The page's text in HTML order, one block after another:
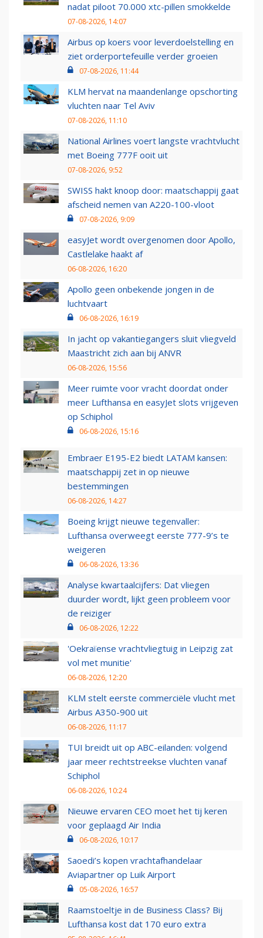
nadat piloot 70.000 xtc-pillen smokkelde
07-08-2026, 14:07
Airbus op koers voor leverdoelstelling en
ziet orderportefeuille verder groeien
07-08-2026, 11:44
KLM hervat na maandenlange opschorting
vluchten naar Tel Aviv
07-08-2026, 11:10
National Airlines voert langste vrachtvlucht
met Boeing 777F ooit uit
07-08-2026, 9:52
SWISS hakt knoop door: maatschappij gaat
afscheid nemen van A220-100-vloot
07-08-2026, 9:09
easyJet wordt overgenomen door Apollo,
Castlelake haakt af
06-08-2026, 16:20
Apollo geen onbekende jongen in de
luchtvaart
06-08-2026, 16:19
In jacht op vakantiegangers sluit vliegveld
Maastricht zich aan bij ANVR
06-08-2026, 15:56
Meer ruimte voor vracht doordat onder
meer Lufthansa en easyJet slots vrijgeven
op Schiphol
06-08-2026, 15:16
Embraer E195-E2 biedt LATAM kansen:
maatschappij zet in op nieuwe
bestemmingen
06-08-2026, 14:27
Boeing krijgt nieuwe tegenvaller:
Lufthansa overweegt eerste 777-9’s te
weigeren
06-08-2026, 13:36
Analyse kwartaalcijfers: Dat vliegen
duurder wordt, lijkt geen probleem voor
de reiziger
06-08-2026, 12:22
'Oekraïense vrachtvliegtuig in Leipzig zat
vol met munitie'
06-08-2026, 12:20
KLM stelt eerste commerciële vlucht met
Airbus A350-900 uit
06-08-2026, 11:17
TUI breidt uit op ABC-eilanden: volgend
jaar meer rechtstreekse vluchten vanaf
Schiphol
06-08-2026, 10:24
Nieuwe ervaren CEO moet het tij keren
voor geplaagd Air India
06-08-2026, 10:17
Saoedi’s kopen vrachtafhandelaar
Aviapartner op Luik Airport
05-08-2026, 16:57
Raamstoeltje in de Business Class? Bij
Lufthansa kost dat 170 euro extra